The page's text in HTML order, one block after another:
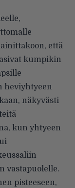
että
kumpikin
heviyhtyeen
näkyvästi
kun yhtyeen
vastapuolelle.
pisteeseen,